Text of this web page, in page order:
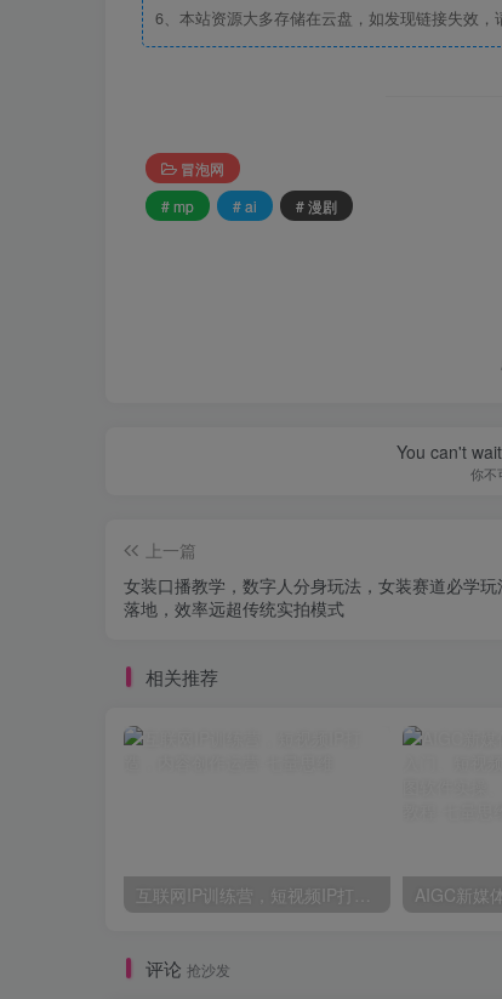
6、本站资源大多存储在云盘，如发现链接失效，
冒泡网
# mp
# ai # 漫剧
You can't
你不
上一篇
女装口播教学，数字人分身玩法，女装赛道必学玩
落地，效率远超传统实拍模式
相关推荐
评论 抢沙发